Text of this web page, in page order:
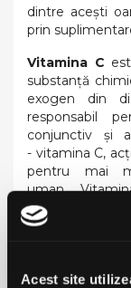
Acest site
dintre acești
prin
Vitamina C
substanță
exogen din
responsabil
conjunctiv și
- vitamina C,
pentru mai
uman.
principalii
ajută la